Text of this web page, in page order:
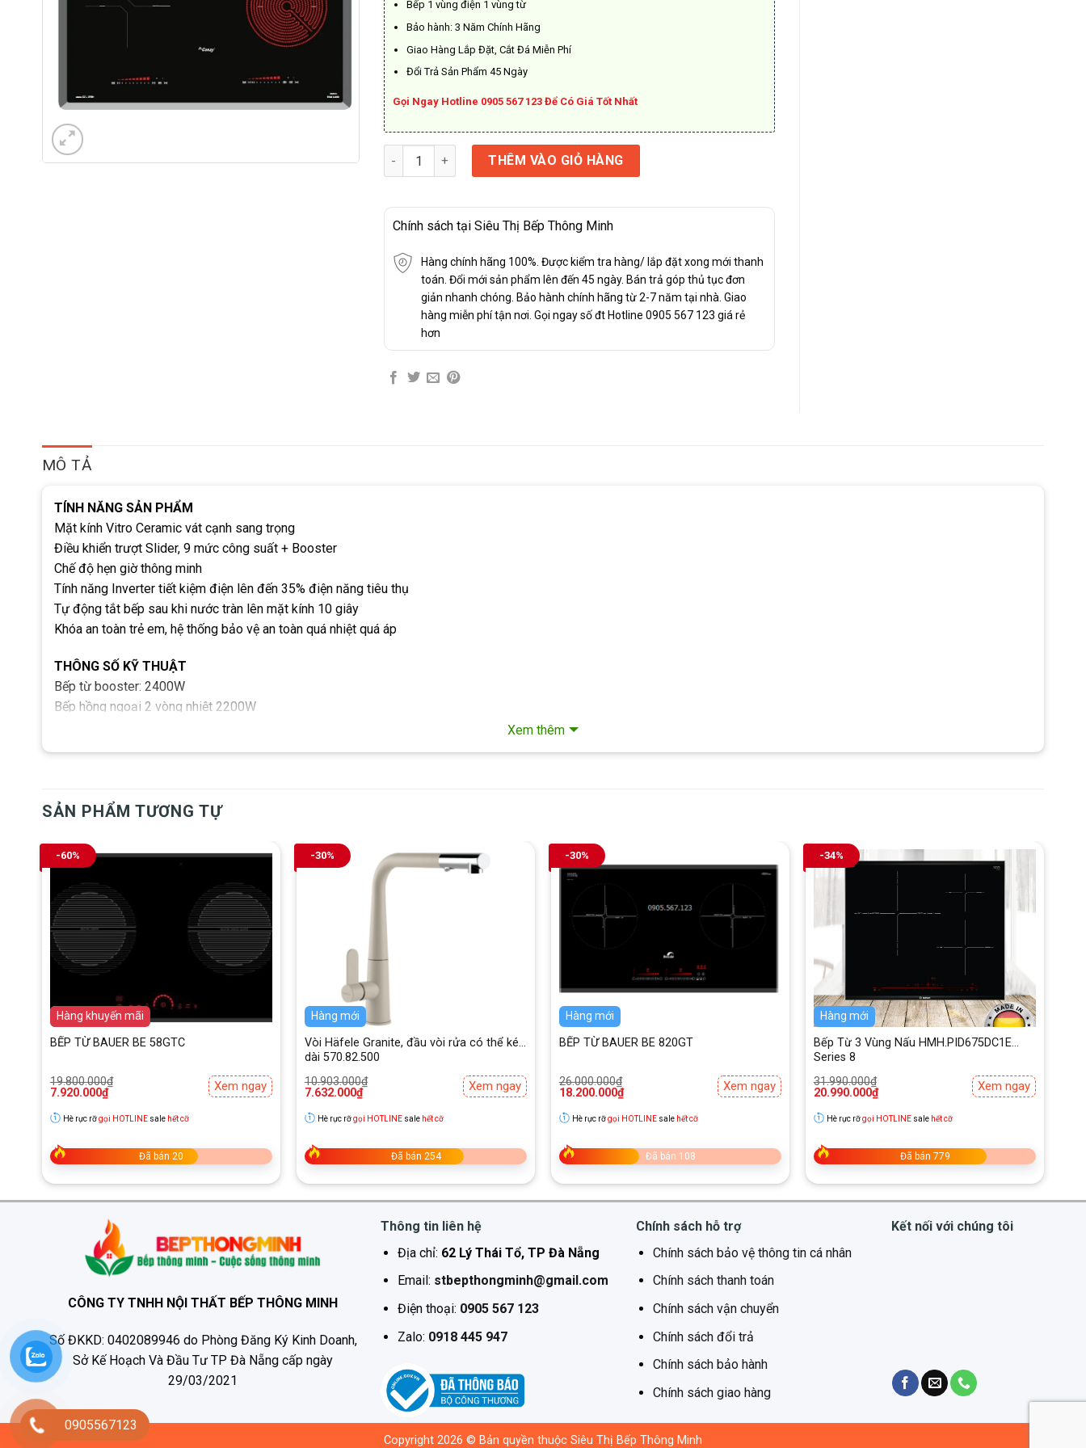
Bếp 1 vùng điện 1 vùng từ
Bảo hành: 3 Năm Chính Hãng
Giao Hàng Lắp Đặt, Cắt Đá Miễn Phí
Đổi Trả Sản Phẩm 45 Ngày
Gọi Ngay Hotline 0905 567 123 Để Có Giá Tốt Nhất
Bếp Điện Từ Canzy CZ 279IH số lượng
THÊM VÀO GIỎ HÀNG
Chính sách tại Siêu Thị Bếp Thông Minh
Hàng chính hãng 100%. Được kiểm tra hàng/ lắp đặt xong mới thanh
toán. Đổi mới sản phẩm lên đến 45 ngày. Bán trả góp thủ tục đơn
giản nhanh chóng. Bảo hành chính hãng từ 2-7 năm tại nhà. Giao
hàng miễn phí tận nơi. Gọi ngay số đt Hotline 0905 567 123 giá rẻ
hơn
MÔ TẢ
TÍNH NĂNG SẢN PHẨM
Mặt kính Vitro Ceramic vát cạnh sang trọng
Điều khiển trượt Slider, 9 mức công suất + Booster
Chế độ hẹn giờ thông minh
Tính năng Inverter tiết kiệm điện lên đến 35% điện năng tiêu thụ
Tự động tắt bếp sau khi nước tràn lên mặt kính 10 giây
Khóa an toàn trẻ em, hệ thống bảo vệ an toàn quá nhiệt quá áp
THÔNG SỐ KỸ THUẬT
Bếp từ booster: 2400W
Bếp hồng ngoại 2 vòng nhiệt 2200W
Xem thêm
SẢN PHẨM TƯƠNG TỰ
-60%
Hàng mới
Hàng khuyến mãi
BẾP TỪ BAUER BE 58GTC
19.800.000₫
Giá
gốc
19.800.000₫.
7.920.000₫
Giá
hiện
là:
7.920.000₫.
Xem ngay
Hè rực rỡgọi HOTLINEsale hết cỡ
Đã bán 20
-30%
Hàng mới
Vòi Häfele Granite, đầu vòi rửa có thể kéo
dài 570.82.500
10.903.000₫
Giá
gốc
10.903.000₫.
7.632.000₫
Giá
hiện
là:
7.632.000₫.
Xem ngay
Hè rực rỡgọi HOTLINEsale hết cỡ
Đã bán 254
-30%
Hàng mới
BẾP TỪ BAUER BE 820GT
26.000.000₫
Giá
gốc
26.000.000₫.
18.200.000₫
Giá
hiện
là:
18.200.000₫.
Xem ngay
Hè rực rỡgọi HOTLINEsale hết cỡ
Đã bán 108
-34%
Hàng mới
Bếp Từ 3 Vùng Nấu HMH.PID675DC1E
Series 8
31.990.000₫
Giá
gốc
31.990.000₫.
20.990.000₫
Giá
hiện
là:
20.990.000₫.
Xem ngay
Hè rực rỡgọi HOTLINEsale hết cỡ
Đã bán 779
CÔNG TY TNHH NỘI THẤT BẾP THÔNG MINH
Số ĐKKD: 0402089946 do Phòng Đăng Ký Kinh Doanh,
Sở Kế Hoạch Và Đầu Tư TP Đà Nẵng cấp ngày
29/03/2021
Thông tin liên hệ
Địa chỉ: 62 Lý Thái Tổ, TP Đà Nẵng
Email: stbepthongminh@gmail.com
Điện thoại: 0905 567 123
Zalo: 0918 445 947
Chính sách hỗ trợ
Chính sách bảo vệ thông tin cá nhân
Chính sách thanh toán
Chính sách vận chuyển
Chính sách đổi trả
Chính sách bảo hành
Chính sách giao hàng
Kết nối với chúng tôi
Copyright 2026 © Bản quyền thuộc Siêu Thị Bếp Thông Minh
0905567123